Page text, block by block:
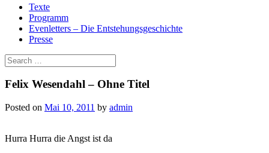
Skip
content
Texte
Programm
Evenletters – Die Entstehungsgeschichte
Presse
Search
for:
Felix Wesendahl – Ohne Titel
Posted on Mai 10, 2011 by admin
Hurra Hurra die Angst ist da